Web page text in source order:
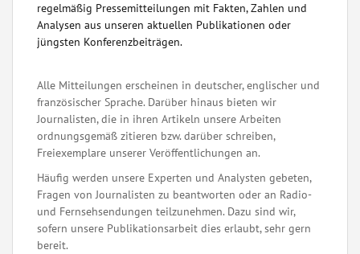
regelmäßig Pressemitteilungen mit Fakten, Zahlen und
Analysen aus unseren aktuellen Publikationen oder
jüngsten Konferenzbeiträgen.
Alle Mitteilungen erscheinen in deutscher, englischer und
französischer Sprache. Darüber hinaus bieten wir
Journalisten, die in ihren Artikeln unsere Arbeiten
ordnungsgemäß zitieren bzw. darüber schreiben,
Freiexemplare unserer Veröffentlichungen an.
Häufig werden unsere Experten und Analysten gebeten,
Fragen von Journalisten zu beantworten oder an Radio-
und Fernsehsendungen teilzunehmen. Dazu sind wir,
sofern unsere Publikationsarbeit dies erlaubt, sehr gern
bereit.